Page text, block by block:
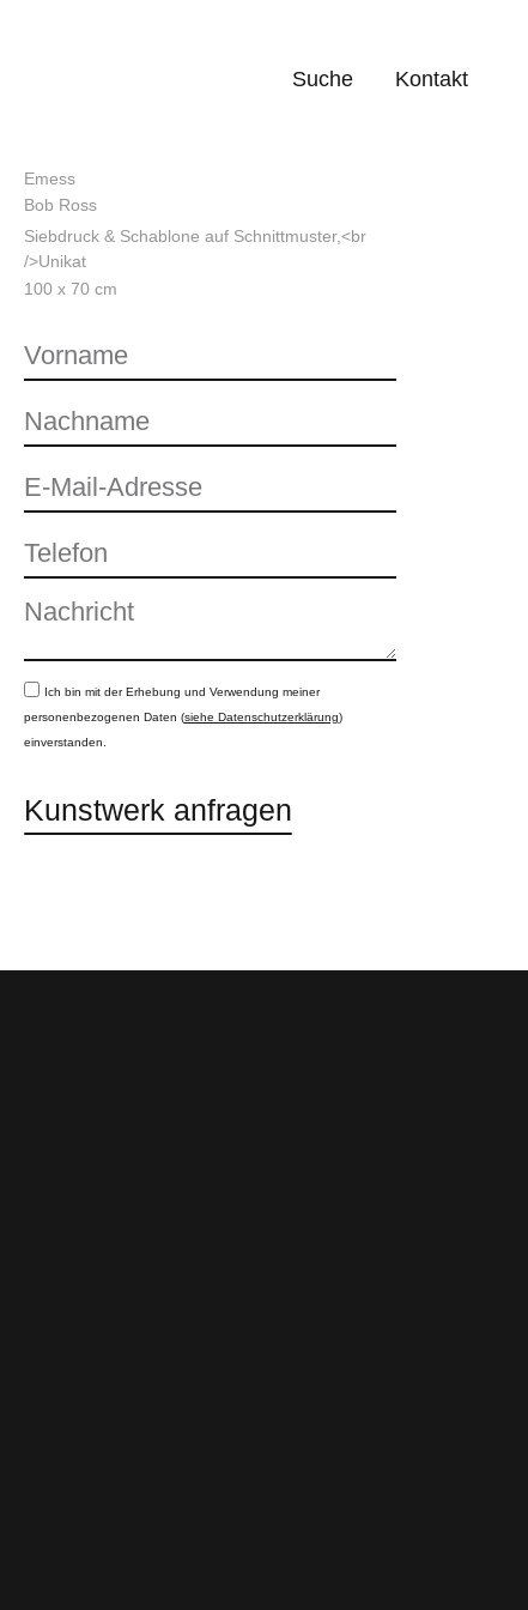
Suche Kontakt
Emess
Bob Ross
Siebdruck & Schablone auf Schnittmuster,<br
/>Unikat
100 x 70 cm
Ich bin mit der Erhebung und Verwendung meiner
personenbezogenen Daten (siehe Datenschutzerklärung)
einverstanden.
Kunstwerk anfragen